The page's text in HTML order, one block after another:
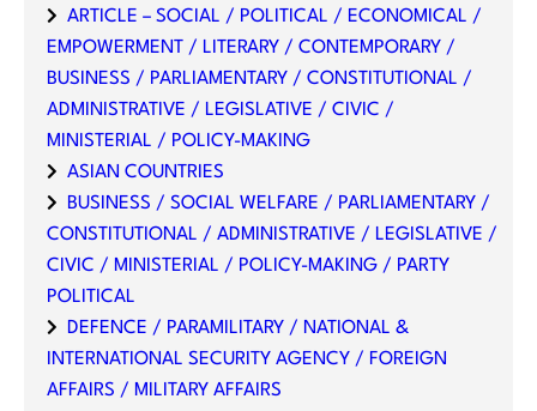
ARTICLE – SOCIAL / POLITICAL / ECONOMICAL /
EMPOWERMENT / LITERARY / CONTEMPORARY /
BUSINESS / PARLIAMENTARY / CONSTITUTIONAL /
ADMINISTRATIVE / LEGISLATIVE / CIVIC /
MINISTERIAL / POLICY-MAKING
ASIAN COUNTRIES
BUSINESS / SOCIAL WELFARE / PARLIAMENTARY /
CONSTITUTIONAL / ADMINISTRATIVE / LEGISLATIVE /
CIVIC / MINISTERIAL / POLICY-MAKING / PARTY
POLITICAL
DEFENCE / PARAMILITARY / NATIONAL &
INTERNATIONAL SECURITY AGENCY / FOREIGN
AFFAIRS / MILITARY AFFAIRS